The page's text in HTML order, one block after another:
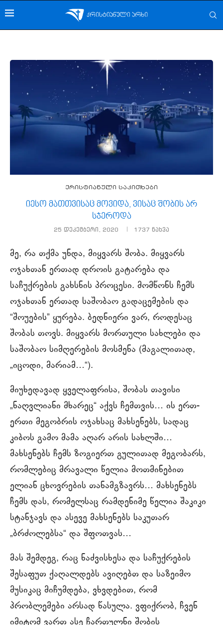
ქრისტიანული საკითხები
იესო მათთვისაც მოვიდა, ვისაც შობის არ
სჯეროდა
25 დეკემბერი, 2020 1737 ნახვა
მე, რა თქმა უნდა, მიყვარს შობა. მიყვარს
ოჯახთან ერთად დროის გატარება და
საჩუქრების გახსნის პროცესი. მომწონს ჩემს
ოჯახთან ერთად საშობაო გადაცემების და
“შოუების” ყურება. ბედნიერი ვარ, როდესაც
შობას თოვს. მიყვარს მორთული სახლები და
საშობაო სიმღერების მოსმენა (მაგალითად,
„იცოდი, მარიამ…“).
მიუხედავად ყველაფრისა, შობას თავისი
„ნაღვლიანი მხარეც“ აქვს ჩემთვის… ის ერთ-
ერთი მეგობრის ოჯახსაც მახსენებს, სადაც
კიბოს გამო მამა აღარ არის სახლში…
მახსენებს ჩემს ზოგიერთ გულითად მეგობარს,
რომლებიც მრავალი წელია მოთმინებით
ელიან ცხოვრების თანამგზავრს… მახსენებს
ჩემს დას, რომელსაც რამდენიმე წელია შაკიკი
სტანჯავს და ასევე მახსენებს საკუთარ
„ბრძოლებსა“ და შფოთვას…
მას შემდეგ, რაც ნაძვისხესა და საჩუქრების
შესაფუთ ქაღალდებს ავიღებთ და საზეიმო
მუსიკაც მიჩუმდება, ვხვდებით, რომ
პრობლემები არსად წასულა. ვფიქრობ, ჩვენ
იმიტომ ვართ ასე ჩართულნი შობის